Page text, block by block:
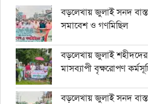
বড়লেখায় জুলাই সনদ
সমাবেশ ও গণমিছিল
বড়লেখায় জুলাই শহীদদের
মাসব্যাপী বৃক্ষরোপণ
বড়লেখায় জুলাই সনদ